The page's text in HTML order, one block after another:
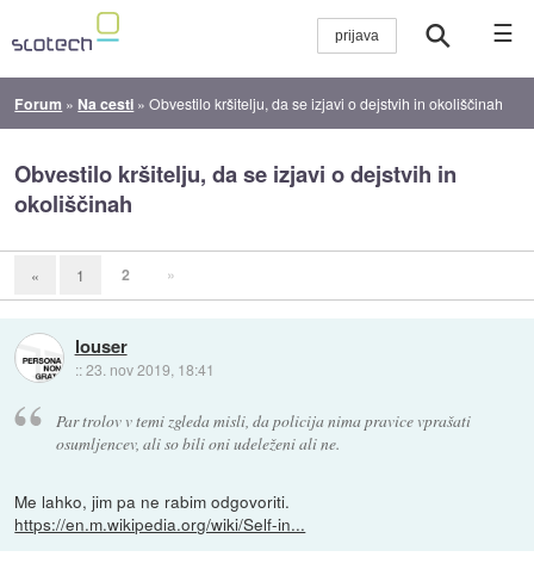
☰
Forum » Na cesti »Obvestilo kršitelju, da se izjavi o dejstvih in okoliščinah
Obvestilo kršitelju, da se izjavi o dejstvih in
okoliščinah
« 1 2 »
louser
::23. nov 2019, 18:41
Par trolov v temi zgleda misli, da policija nima pravice vprašati
osumljencev, ali so bili oni udeleženi ali ne.
Me lahko, jim pa ne rabim odgovoriti.
https://en.m.wikipedia.org/wiki/Self-in...